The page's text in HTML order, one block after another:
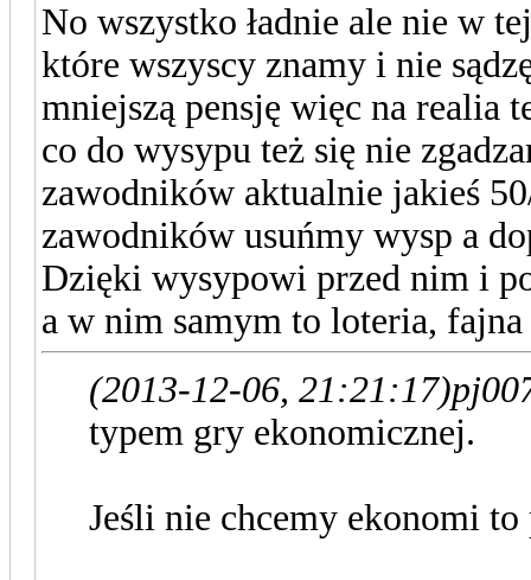
No wszystko ładnie ale nie w
które wszyscy znamy i nie
mniejszą pensję więc na realia
co do wysypu też się nie
zawodników aktualnie jakieś
zawodników usuńmy wysp a
Dzięki wysypowi przed nim i
a w nim samym to loteria,
(2013-12-06, 21:21:17)
typem gry ekonomicznej.
Jeśli nie chcemy ekonomi